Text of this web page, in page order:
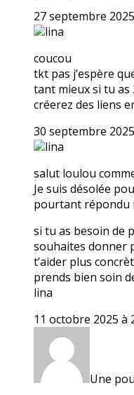
27 septembre
lina
coucou
tkt pas j’espère
tant mieux si tu as
créerez des liens
30 septembre
lina
salut loulou
Je suis désolée
pourtant répondu
si tu as besoin de
souhaites donner
t’aider plus
prends bien soin
lina
11 octobre 2025 à
Une